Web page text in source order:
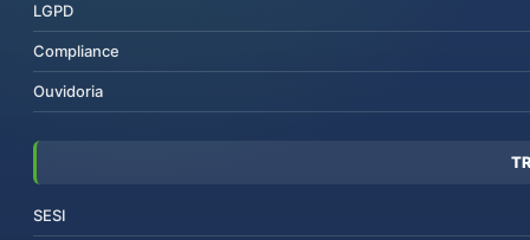
LGPD
Compliance
Ouvidoria
SESI